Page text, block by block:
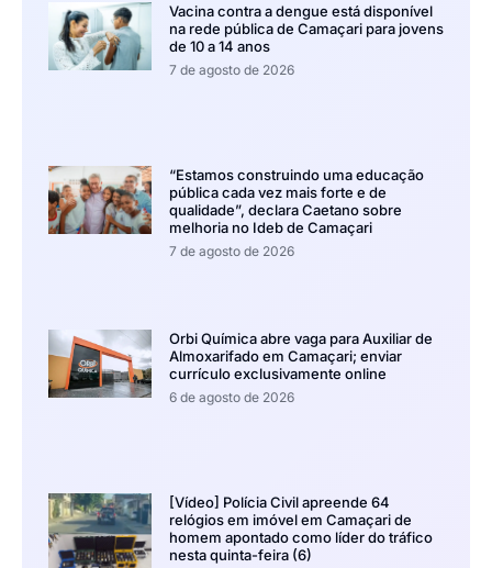
Vacina contra a dengue está disponível
na rede pública de Camaçari para jovens
de 10 a 14 anos
7 de agosto de 2026
“Estamos construindo uma educação
pública cada vez mais forte e de
qualidade”, declara Caetano sobre
melhoria no Ideb de Camaçari
7 de agosto de 2026
Orbi Química abre vaga para Auxiliar de
Almoxarifado em Camaçari; enviar
currículo exclusivamente online
6 de agosto de 2026
[Vídeo] Polícia Civil apreende 64
relógios em imóvel em Camaçari de
homem apontado como líder do tráfico
nesta quinta-feira (6)